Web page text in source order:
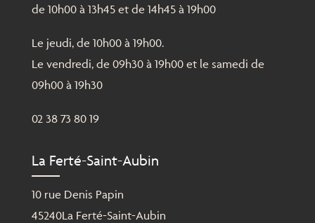
de 10h00 à 13h45 et de 14h45 à 19h00
Le jeudi, de 10h00 à 19h00.
Le vendredi, de 09h30 à 19h00 et le samedi de
09h00 à 19h30
02 38 73 80 19
La Ferté-Saint-Aubin
10 rue Denis Papin
45240La Ferté-Saint-Aubin